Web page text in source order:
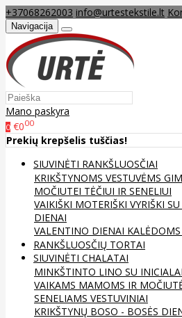
+37068262003 info@urtestekstile.lt
Navigacija
Mano paskyra
0 €000
Prekių krepšelis tuščias!
SIUVINĖTI RANKŠLUOSČIAI
KRIKŠTYNOMS VESTUVĖMS
MOČIUTEI TĖČIUI IR SENELIUI
VAIKIŠKI MOTERIŠKI VYRIŠKI
DIENAI
VALENTINO DIENAI KALĖDOMS
RANKŠLUOSČIŲ TORTAI
SIUVINĖTI CHALATAI
MINKŠTINTO LINO SU
VAIKAMS MAMOMS IR
SENELIAMS VESTUVINIAI
KRIKŠTYNŲ BOSO - BOSĖS